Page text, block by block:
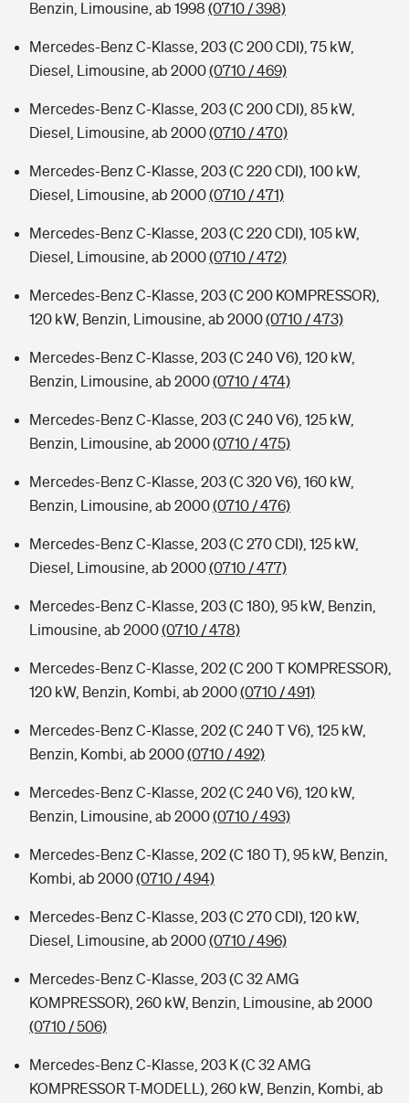
Benzin, Limousine, ab 1998 (0710 / 398)
Mercedes-Benz C-Klasse, 203 (C 200 CDI), 75 kW,
Diesel, Limousine, ab 2000(0710 / 469)
Mercedes-Benz C-Klasse, 203 (C 200 CDI), 85 kW,
Diesel, Limousine, ab 2000(0710 / 470)
Mercedes-Benz C-Klasse, 203 (C 220 CDI), 100 kW,
Diesel, Limousine, ab 2000(0710 / 471)
Mercedes-Benz C-Klasse, 203 (C 220 CDI), 105 kW,
Diesel, Limousine, ab 2000(0710 / 472)
Mercedes-Benz C-Klasse, 203 (C 200 KOMPRESSOR),
120 kW, Benzin, Limousine, ab 2000(0710 / 473)
Mercedes-Benz C-Klasse, 203 (C 240 V6), 120 kW,
Benzin, Limousine, ab 2000(0710 / 474)
Mercedes-Benz C-Klasse, 203 (C 240 V6), 125 kW,
Benzin, Limousine, ab 2000(0710 / 475)
Mercedes-Benz C-Klasse, 203 (C 320 V6), 160 kW,
Benzin, Limousine, ab 2000(0710 / 476)
Mercedes-Benz C-Klasse, 203 (C 270 CDI), 125 kW,
Diesel, Limousine, ab 2000(0710 / 477)
Mercedes-Benz C-Klasse, 203 (C 180), 95 kW, Benzin,
Limousine, ab 2000(0710 / 478)
Mercedes-Benz C-Klasse, 202 (C 200 T KOMPRESSOR),
120 kW, Benzin, Kombi, ab 2000(0710 / 491)
Mercedes-Benz C-Klasse, 202 (C 240 T V6), 125 kW,
Benzin, Kombi, ab 2000(0710 / 492)
Mercedes-Benz C-Klasse, 202 (C 240 V6), 120 kW,
Benzin, Limousine, ab 2000(0710 / 493)
Mercedes-Benz C-Klasse, 202 (C 180 T), 95 kW, Benzin,
Kombi, ab 2000(0710 / 494)
Mercedes-Benz C-Klasse, 203 (C 270 CDI), 120 kW,
Diesel, Limousine, ab 2000(0710 / 496)
Mercedes-Benz C-Klasse, 203 (C 32 AMG
KOMPRESSOR), 260 kW, Benzin, Limousine, ab 2000
(0710 / 506)
Mercedes-Benz C-Klasse, 203 K (C 32 AMG
KOMPRESSOR T-MODELL), 260 kW, Benzin, Kombi, ab